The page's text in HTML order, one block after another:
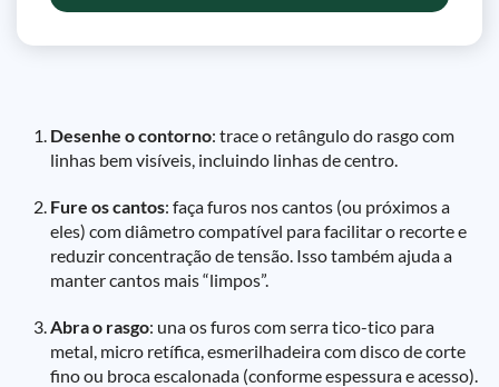
Desenhe o contorno: trace o retângulo do rasgo com
linhas bem visíveis, incluindo linhas de centro.
Fure os cantos: faça furos nos cantos (ou próximos a
eles) com diâmetro compatível para facilitar o recorte e
reduzir concentração de tensão. Isso também ajuda a
manter cantos mais “limpos”.
Abra o rasgo: una os furos com serra tico-tico para
metal, micro retífica, esmerilhadeira com disco de corte
fino ou broca escalonada (conforme espessura e acesso).